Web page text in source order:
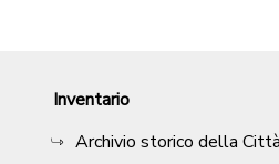
Inventario
Archivio storico della